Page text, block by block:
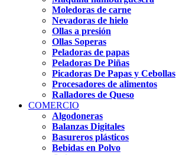
Moledoras de carne
Nevadoras de hielo
Ollas a presión
Ollas Soperas
Peladoras de papas
Peladoras De Piñas
Picadoras De Papas y Cebollas
Procesadores de alimentos
Ralladores de Queso
COMERCIO
Algodoneras
Balanzas Digitales
Basureros plásticos
Bebidas en Polvo